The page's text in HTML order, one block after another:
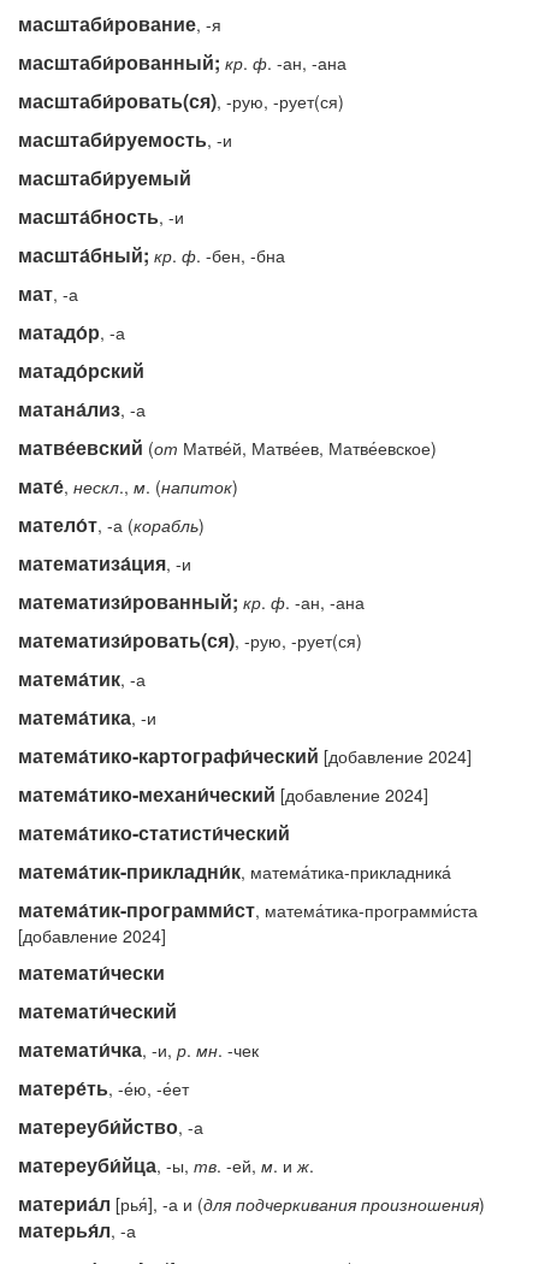
масштаби́рование, -я
масштаби́рованный; кр. ф. -ан, -ана
масштаби́ровать(ся), -рую, -рует(ся)
масштаби́руемость, -и
масштаби́руемый
масшта́бность, -и
масшта́бный; кр. ф. -бен, -бна
мат, -а
матадо́р, -а
матадо́рский
матана́лиз, -а
матве́евский (от Матве́й, Матве́ев, Матве́евское)
мате́, нескл., м. (напиток)
матело́т, -а (корабль)
математиза́ция, -и
математизи́рованный; кр. ф. -ан, -ана
математизи́ровать(ся), -рую, -рует(ся)
матема́тик, -а
матема́тика, -и
матема́тико-картографи́ческий [добавление 2024]
матема́тико-механи́ческий [добавление 2024]
матема́тико-статисти́ческий
матема́тик-прикладни́к, матема́тика-прикладника́
матема́тик-программи́ст, матема́тика-программи́ста
[добавление 2024]
математи́чески
математи́ческий
математи́чка, -и, р. мн. -чек
матере́ть, -е́ю, -е́ет
матереуби́йство, -а
матереуби́йца, -ы, тв. -ей, м. иж.
материа́л [рья́], -а и (для подчеркивания произношения)
матерья́л, -а